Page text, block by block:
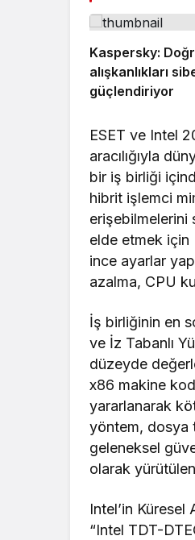
Kaspersky:
alışkanlıkları
güçlendiriyor
ESET ve Intel
aracılığıyla
bir iş birliği
hibrit işlemci
erişebilmelerini
elde etmek için
ince ayarlar
azalma, CPU
İş birliğinin en
ve İz Tabanlı
düzeyde
x86 makine
yararlanarak
yöntem, dosya
geleneksel
olarak
Intel’in
“Intel TDT-